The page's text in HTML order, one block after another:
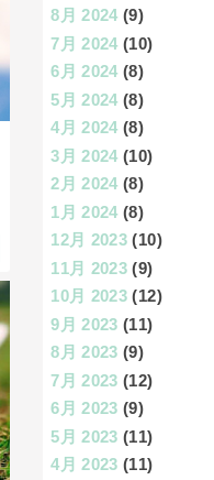
8月 2024 (9)
7月 2024 (10)
6月 2024 (8)
5月 2024 (8)
4月 2024 (8)
3月 2024 (10)
2月 2024 (8)
1月 2024 (8)
12月 2023 (10)
11月 2023 (9)
10月 2023 (12)
9月 2023 (11)
8月 2023 (9)
7月 2023 (12)
6月 2023 (9)
5月 2023 (11)
4月 2023 (11)